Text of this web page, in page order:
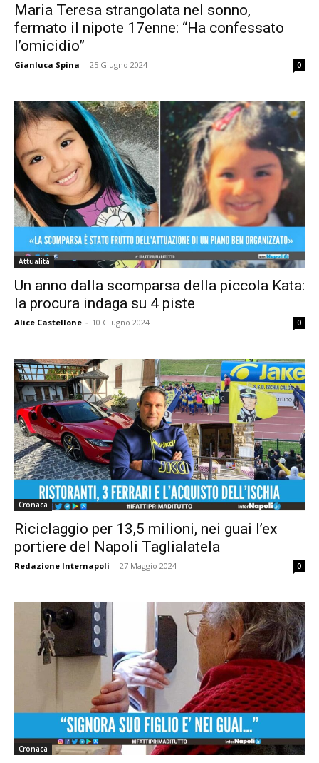
Maria Teresa strangolata nel sonno,
fermato il nipote 17enne: “Ha confessato
l’omicidio”
Gianluca Spina - 25 Giugno 2024 0
Attualità
Un anno dalla scomparsa della piccola Kata:
la procura indaga su 4 piste
Alice Castellone - 10 Giugno 2024 0
Cronaca
Riciclaggio per 13,5 milioni, nei guai l’ex
portiere del Napoli Taglialatela
Redazione Internapoli - 27 Maggio 2024 0
Cronaca